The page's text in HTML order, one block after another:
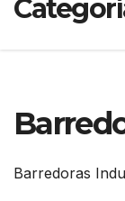
Barredoras